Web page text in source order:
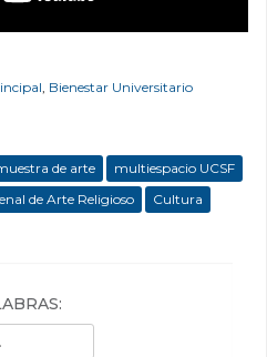
, Bienestar Universitario
de arte
multiespacio UCSF
de Arte Religioso Cultura